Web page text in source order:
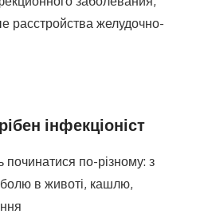
желудочно-
інфекціоніст
починатися по-різному: з
в животі, кашлю,